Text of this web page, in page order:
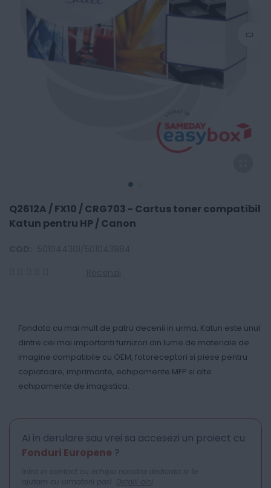
Q2612A / FX10 / CRG703 - Cartus toner compatibil
Katun pentru HP / Canon
Fondata cu mai mult de patru decenii in urma, Katun este unul
dintre cei mai importanti furnizori din lume de materiale de
imagine compatibile cu OEM, fotoreceptori si piese pentru
copiatoare, imprimante, echipamente MFP si alte
echipamente de imagistica.
Ai in derulare sau vrei sa accesezi un proiect cu
Fonduri Europene ?
Intra in contact cu echipa noastra dedicata si te
ajutam cu urmatorii pasi. Detalii aici